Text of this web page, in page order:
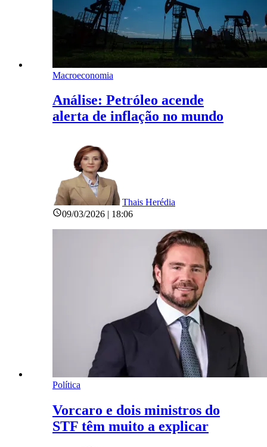
Macroeconomia
Análise: Petróleo acende
alerta de inflação no mundo
Thais Herédia
09/03/2026 | 18:06
Política
Vorcaro e dois ministros do
STF têm muito a explicar